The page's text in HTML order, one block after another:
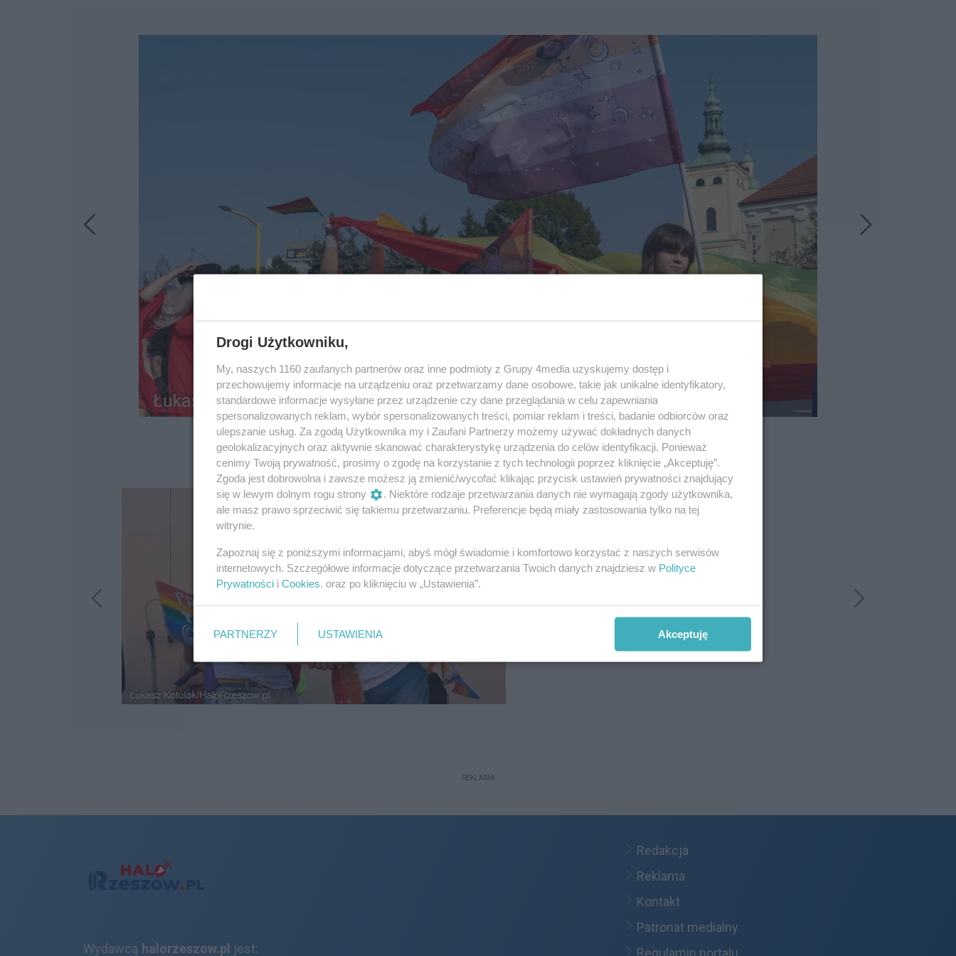
109 / 191
REKLAMA
Wydawcą halorzeszow.pl jest:
Redakcja
Reklama
Kontakt
Patronat medialny
Regulamin portalu
Drogi Użytkowniku,
My, naszych 1160 zaufanych partnerów oraz inne podmioty z Grupy 4media uzyskujemy dostęp i
przechowujemy informacje na urządzeniu oraz przetwarzamy dane osobowe, takie jak unikalne identyfikatory,
standardowe informacje wysyłane przez urządzenie czy dane przeglądania w celu zapewniania
spersonalizowanych reklam, wybór spersonalizowanych treści, pomiar reklam i treści, badanie odbiorców oraz
ulepszanie usług. Za zgodą Użytkownika my i Zaufani Partnerzy możemy używać dokładnych danych
geolokalizacyjnych oraz aktywnie skanować charakterystykę urządzenia do celów identyfikacji. Ponieważ
cenimy Twoją prywatność, prosimy o zgodę na korzystanie z tych technologii poprzez kliknięcie „Akceptuję”.
Zgoda jest dobrowolna i zawsze możesz ją zmienić/wycofać klikając przycisk ustawień prywatności znajdujący
się w lewym dolnym rogu strony
. Niektóre rodzaje przetwarzania danych nie wymagają zgody użytkownika,
ale masz prawo sprzeciwić się takiemu przetwarzaniu. Preferencje będą miały zastosowania tylko na tej
witrynie.
Zapoznaj się z poniższymi informacjami, abyś mógł świadomie i komfortowo korzystać z naszych serwisów
internetowych. Szczegółowe informacje dotyczące przetwarzania Twoich danych znajdziesz w Polityce
Prywatności i Cookies. oraz po kliknięciu w „Ustawienia”.
PARTNERZY USTAWIENIA Akceptuję